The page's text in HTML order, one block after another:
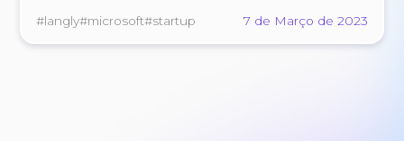
#langly#microsoft#startup 7 de Março de 2023